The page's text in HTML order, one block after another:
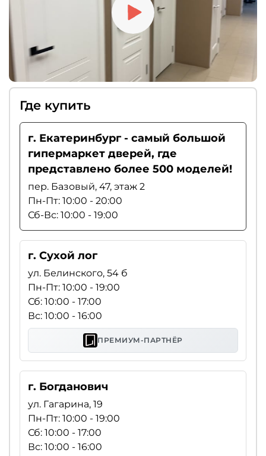
Где купить
г. Екатеринбург - самый большой
гипермаркет дверей, где
представлено более 500 моделей!
пер. Базовый, 47, этаж 2
Пн-Пт: 10:00 - 20:00
Сб-Вс: 10:00 - 19:00
г. Сухой лог
ул. Белинского, 54 б
Пн-Пт: 10:00 - 19:00
Сб: 10:00 - 17:00
Вс: 10:00 - 16:00
ПРЕМИУМ-ПАРТНЁР
г. Богданович
ул. Гагарина, 19
Пн-Пт: 10:00 - 19:00
Сб: 10:00 - 17:00
Вс: 10:00 - 16:00